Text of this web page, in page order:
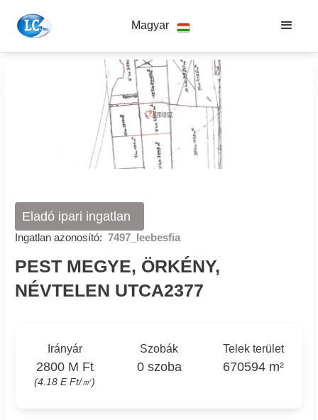
Magyar
Eladó ipari ingatlan
Ingatlan azonosító: 7497_leebesfia
PEST MEGYE, ÖRKÉNY,
NÉVTELEN UTCA2377
Irányár
2800 M Ft
(4.18 E Ft/㎡)
Szobák
0 szoba
Telek terület
670594 m²